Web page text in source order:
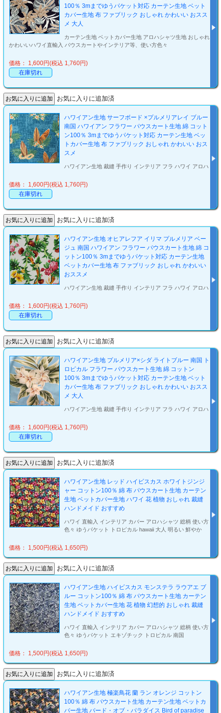
100％ 3mまでゆうパケット対応 カーテン生地 ベット
カバー生地 布 ファブリック おしゃれ かわいい おスス
メ 大人
カーテン生地 ベットカバー生地 アロハシャツ生地 おしゃれ
かわいいハワイ直輸入 パウスカートやインテリア等、使い方色々
価格： 1,600円(税込 1,760円)
在庫切れ
お気に入りに追加済
ハワイアン生地 サーフボード ×プルメリアレイ ブルー
南国 ハワイアン フラワー パウスカート生地 綿 コット
ン100％ 3mまでゆうパケット対応 カーテン生地 ベッ
トカバー生地 布 ファブリック おしゃれ かわいい おス
スメ
ハワイアン生地 裁縫 手作り インテリア フラ ハワイ アロハ
価格： 1,600円(税込 1,760円)
在庫切れ
お気に入りに追加済
ハワイアン生地 オヒアレフア イリマ プルメリア ベー
ジュ 南国 ハワイアン フラワー パウスカート生地 綿 コ
ットン100％ 3mまでゆうパケット対応 カーテン生地
ベットカバー生地 布 ファブリック おしゃれ かわいい
おススメ
ハワイアン生地 裁縫 手作り インテリア フラ ハワイ アロハ
価格： 1,600円(税込 1,760円)
在庫切れ
お気に入りに追加済
ハワイアン生地 プルメリア×シダ ライトブルー 南国 ト
ロピカル フラワー パウスカート生地 綿 コットン
100％ 3mまでゆうパケット対応 カーテン生地 ベット
カバー生地 布 ファブリック おしゃれ かわいい おスス
メ 大人
ハワイアン生地 裁縫 手作り インテリア フラ ハワイ アロハ
価格： 1,600円(税込 1,760円)
在庫切れ
お気に入りに追加済
ハワイアン生地 レッド ハイビスカス ホワイトジンジ
ャー コットン100％ 綿 布 パウスカート生地 カーテン
生地 ベットカバー生地 ハワイ 花 植物 おしゃれ 裁縫
ハンドメイド おすすめ
ハワイ 直輸入 インテリア カバー アロハシャツ 総柄 使い方
色々 ゆうパケット トロピカル hawaii 大人 明るい 鮮やか
価格： 1,500円(税込 1,650円)
お気に入りに追加済
ハワイアン生地 ハイビスカス モンステラ ラウアエ ブ
ルー コットン100％ 綿 布 パウスカート生地 カーテン
生地 ベットカバー生地 花 植物 幻想的 おしゃれ 裁縫
ハンドメイド おすすめ
ハワイ 直輸入 インテリア カバー アロハシャツ 総柄 使い方
色々 ゆうパケット エキゾチック トロピカル 南国
価格： 1,500円(税込 1,650円)
お気に入りに追加済
ハワイアン生地 極楽鳥花 蘭 ラン オレンジ コットン
100％ 綿 布 パウスカート生地 カーテン生地 ベットカ
バー生地 バード・オブ・パラダイス Bird of paradise